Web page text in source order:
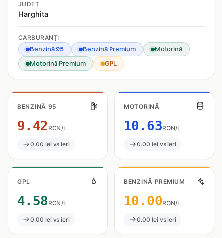
JUDEȚ
Harghita
CARBURANȚI
Benzină 95 Benzină Premium
Motorină
Motorină Premium
GPL
BENZINĂ 95
9.42 RON/L
0.00 lei vs ieri
MOTORINĂ
10.63RON/L
0.00 lei vs ieri
GPL
4.58 RON/L
0.00 lei vs ieri
BENZINĂ PREMIUM
10.00RON/L
0.00 lei vs ieri